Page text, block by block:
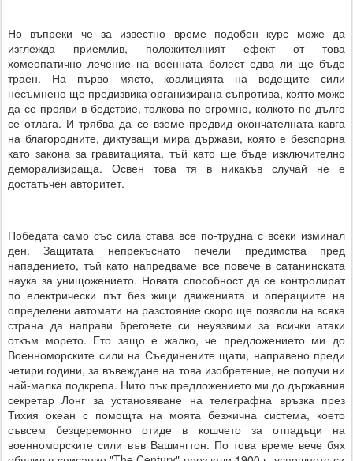
Но въпреки че за известно време подобен курс може да
изглежда приемлив, положителният ефект от това
хомеопатично лечение на военната болест едва ли ще бъде
траен. На първо място, коалицията на водещите сили
несъмнено ще предизвика организирана съпротива, която може
да се прояви в бедствие, толкова по-огромно, колкото по-дълго
се отлага. И трябва да се вземе предвид окончателната кавга
на благородните, диктуващи мира държави, която е безспорна
като закона за гравитацията, тъй като ще бъде изключително
деморализираща. Освен това тя в никакъв случай не е
достатъчен авторитет.
Победата само със сила става все по-трудна с всеки изминал
ден. Защитата непрекъснато печели предимства пред
нападението, тъй като напредваме все повече в сатанинската
наука за унищожението. Новата способност да се контролират
по електрически път без жици движенията и операциите на
определени автомати на разстояние скоро ще позволи на всяка
страна да направи бреговете си неуязвими за всички атаки
откъм морето. Ето защо е жалко, че предложението ми до
Военноморските сили на Съединените щати, направено преди
четири години, за въвеждане на това изобретение, не получи ни
най-малка подкрепа. Нито пък предложението ми до държавния
секретар Лонг за установяване на телеграфна връзка през
Тихия океан с помощта на моята безжична система, което
съвсем безцеремонно отиде в кошчето за отпадъци на
военноморските сили във Вашингтон. По това време вече бях